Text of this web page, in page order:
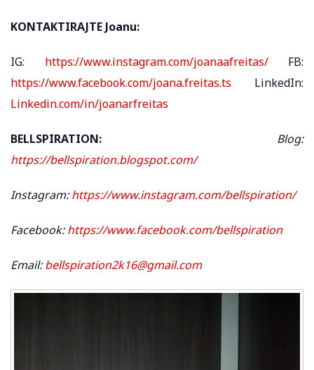
KONTAKTIRAJTE Joanu:
IG: https://www.instagram.com/joanaafreitas/FB:
https://www.facebook.com/joana.freitas.ts LinkedIn:
Linkedin.com/in/joanarfreitas
BELLSPIRATION:
Blog:
https://bellspiration.blogspot.com/
Instagram:https://www.instagram.com/bellspiration/
Facebook:https://www.facebook.com/bellspiration
Email:bellspiration2k16@gmail.com